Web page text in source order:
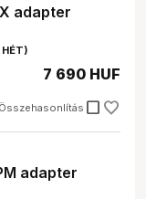
adapter
HÉT)
Összehasonlítás check_box_outline_blank
7 690 HUF
adapter